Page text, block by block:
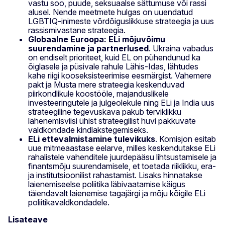
vastu soo, puude, seksuaalse sättumuse või rassi
alusel. Nende meetmete hulgas on uuendatud
LGBTIQ-inimeste võrdõiguslikkuse strateegia ja uus
rassismivastane strateegia.
Globaalne Euroopa: ELi mõjuvõimu
suurendamine ja partnerlused. Ukraina vabadus
on endiselt prioriteet, kuid EL on pühendunud ka
õiglasele ja püsivale rahule Lähis-Idas, lähtudes
kahe riigi kooseksisteerimise eesmärgist. Vahemere
pakt ja Musta mere strateegia keskenduvad
piirkondlikule koostööle, majanduslikele
investeeringutele ja julgeolekule ning ELi ja India uus
strateegiline tegevuskava pakub terviklikku
lähenemisviisi ühist strateegilist huvi pakkuvate
valdkondade kindlakstegemiseks.
ELi ettevalmistamine tulevikuks. Komisjon esitab
uue mitmeaastase eelarve, milles keskendutakse ELi
rahalistele vahenditele juurdepääsu lihtsustamisele ja
finantsmõju suurendamisele, et toetada riiklikku, era-
ja institutsioonilist rahastamist. Lisaks hinnatakse
laienemiseelse poliitika läbivaatamise käigus
täiendavalt laienemise tagajärgi ja mõju kõigile ELi
poliitikavaldkondadele.
Lisateave